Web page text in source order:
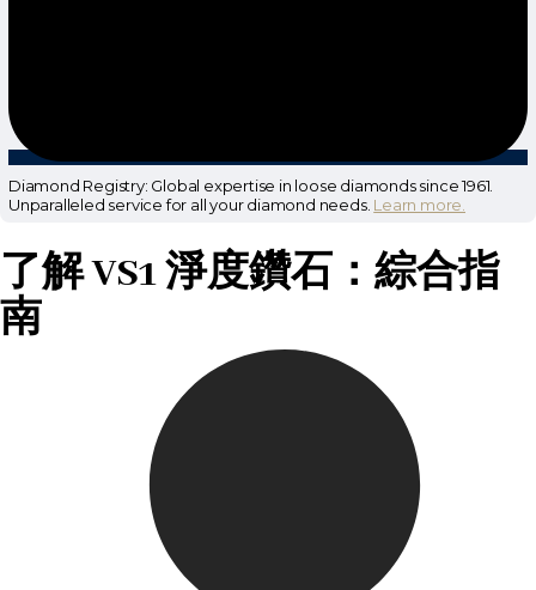
Diamond Registry: Global expertise in loose diamonds since 1961.
Unparalleled service for all your diamond needs. Learn more.
了解 VS1 淨度鑽石：綜合指
南